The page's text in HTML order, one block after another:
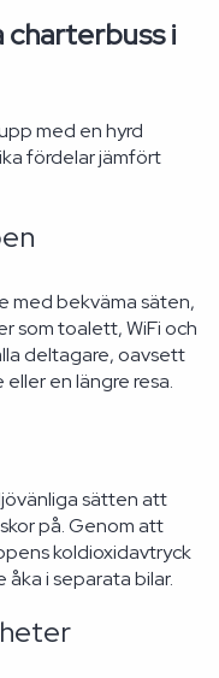
charterbuss i
med en hyrd
fördelar jämfört
med bekväma säten,
som toalett, WiFi och
deltagare, oavsett
en längre resa.
sätten att
på. Genom att
koldioxidavtryck
åka i separata bilar.